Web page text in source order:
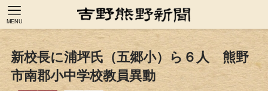
MENU
新校長に浦坪氏（五郷小）ら６人 熊野
市南郡小中学校教員異動